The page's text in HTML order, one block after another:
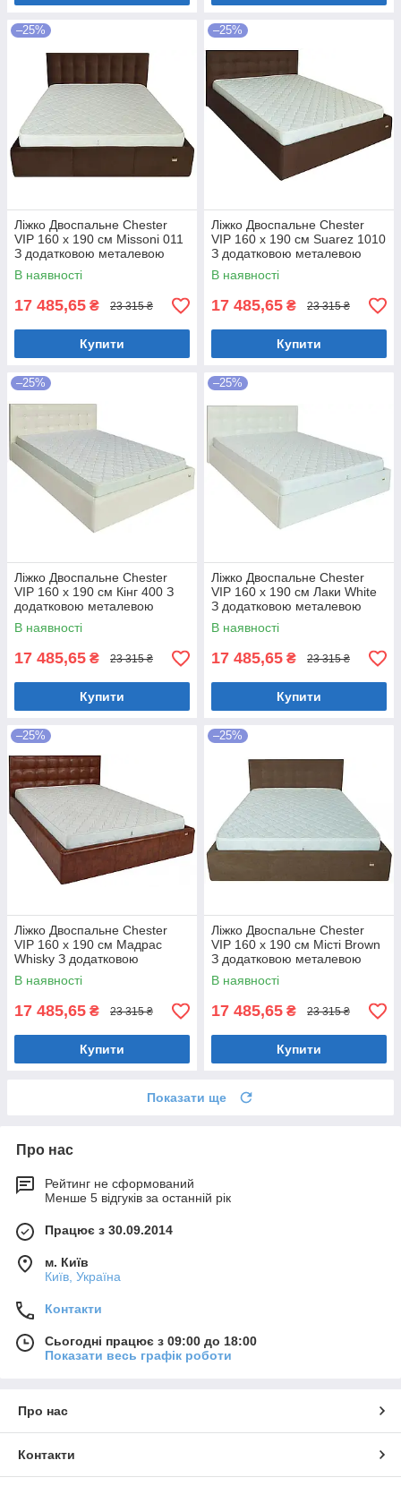
–25%
Ліжко Двоспальне Chester
VIP 160 х 190 см Missoni 011
З додатковою металевою
цільнозварною рамою
Темно-коричневий
В наявності
17 485,65 ₴ 23 315 ₴
Купити
–25%
Ліжко Двоспальне Chester
VIP 160 х 190 см Suarez 1010
З додатковою металевою
цільнозварною рамою
Коричневий
В наявності
17 485,65 ₴ 23 315 ₴
Купити
–25%
Ліжко Двоспальне Chester
VIP 160 х 190 см Кінг 400 З
додатковою металевою
цільнозварною рамою C1
Білий
В наявності
17 485,65 ₴ 23 315 ₴
Купити
–25%
Ліжко Двоспальне Chester
VIP 160 х 190 см Лаки White
З додатковою металевою
цільнозварною рамою Білий
В наявності
17 485,65 ₴ 23 315 ₴
Купити
–25%
Ліжко Двоспальне Chester
VIP 160 х 190 см Мадрас
Whisky З додатковою
металевою цільнозварною
рамою Коричневий
В наявності
17 485,65 ₴ 23 315 ₴
Купити
–25%
Ліжко Двоспальне Chester
VIP 160 х 190 см Місті Brown
З додатковою металевою
цільнозварною рамою
Коричневий
В наявності
17 485,65 ₴ 23 315 ₴
Купити
Показати ще
Про нас
Рейтинг не сформований
Менше 5 відгуків за останній рік
Працює з 30.09.2014
м. Київ
Київ, Україна
Контакти
Сьогодні працює з 09:00 до 18:00
Показати весь графік роботи
Про нас
Контакти